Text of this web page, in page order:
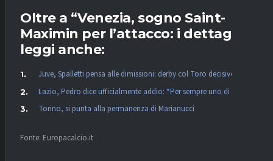
Oltre a “Venezia, sogno Saint-
Maximin per l’attacco: i dettagli”
leggi anche:
Juve, Spalletti pensa alle dimissioni: derby col Toro decisivo
Lazio, Pedro dice ufficialmente addio: “Per sempre uno di voi”
Torino, si punta alla permanenza di Marianucci
Fonte: Europacalcio.it